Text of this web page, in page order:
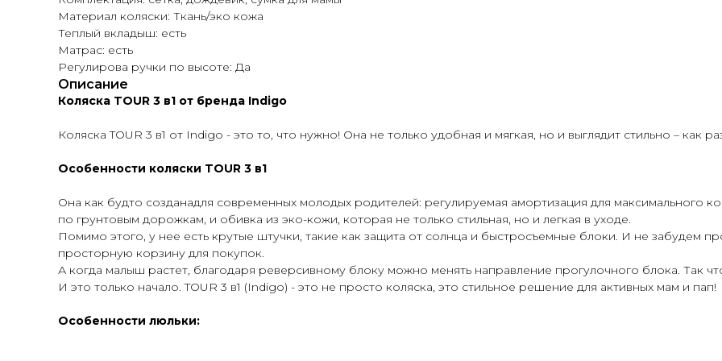
Материал коляски: Ткань/эко кожа
Теплый вкладыш: есть
Матрас: есть
Регулирова ручки по высоте: Да
Описание
Коляска TOUR 3 в1 от бренда Indigo
Коляска TOUR 3 в1 от Indigo - это то, что нужно! Она не только удобная и мягкая, но и выглядит стильно – как
Особенности коляски TOUR 3 в1
Она как будто созданадля современных молодых родителей: регулируемая амортизация для максимального
по грунтовым дорожкам, и обивка из эко-кожи, которая не только стильная, но и легкая в уходе.
Помимо этого, у нее есть крутые штучки, такие как защита от солнца и быстросъемные блоки. И не забудем
просторную корзину для покупок.
А когда малыш растет, благодаря реверсивному блоку можно менять направление прогулочного блока. Так
И это только начало. TOUR 3 в1 (Indigo) - это не просто коляска, это стильное решение для активных мам и пап!
Особенности люльки: